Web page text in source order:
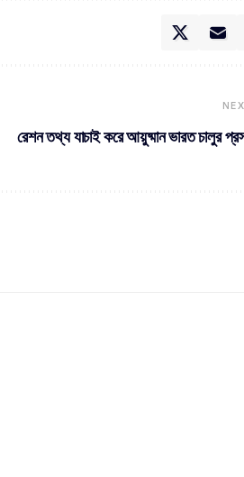
রেশন তথ্য যাচাই করে আয়ুষ্মান ভারত চালুর